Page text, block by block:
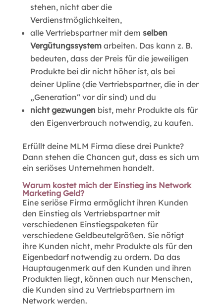
stehen, nicht aber die
Verdienstmöglichkeiten,
alle Vertriebspartner mit dem selben
Vergütungssystemarbeiten. Das kann z. B.
bedeuten, dass der Preis für die jeweiligen
Produkte bei dir nicht höher ist, als bei
deiner Upline (die Vertriebspartner, die in der
„Generation“ vor dir sind) und du
nicht gezwungen bist, mehr Produkte als für
den Eigenverbrauch notwendig, zu kaufen.
Erfüllt deine MLM Firma diese drei Punkte?
Dann stehen die Chancen gut, dass es sich um
ein seriöses Unternehmen handelt.
Warum kostet mich der Einstieg ins Network
Marketing Geld?
Eine seriöse Firma ermöglicht ihren Kunden
den Einstieg als Vertriebspartner mit
verschiedenen Einstiegspaketen für
verschiedene Geldbeutelgrößen. Sie nötigt
ihre Kunden nicht, mehr Produkte als für den
Eigenbedarf notwendig zu ordern. Da das
Hauptaugenmerk auf den Kunden und ihren
Produkten liegt, können auch nur Menschen,
die Kunden sind zu Vertriebspartnern im
Network werden.